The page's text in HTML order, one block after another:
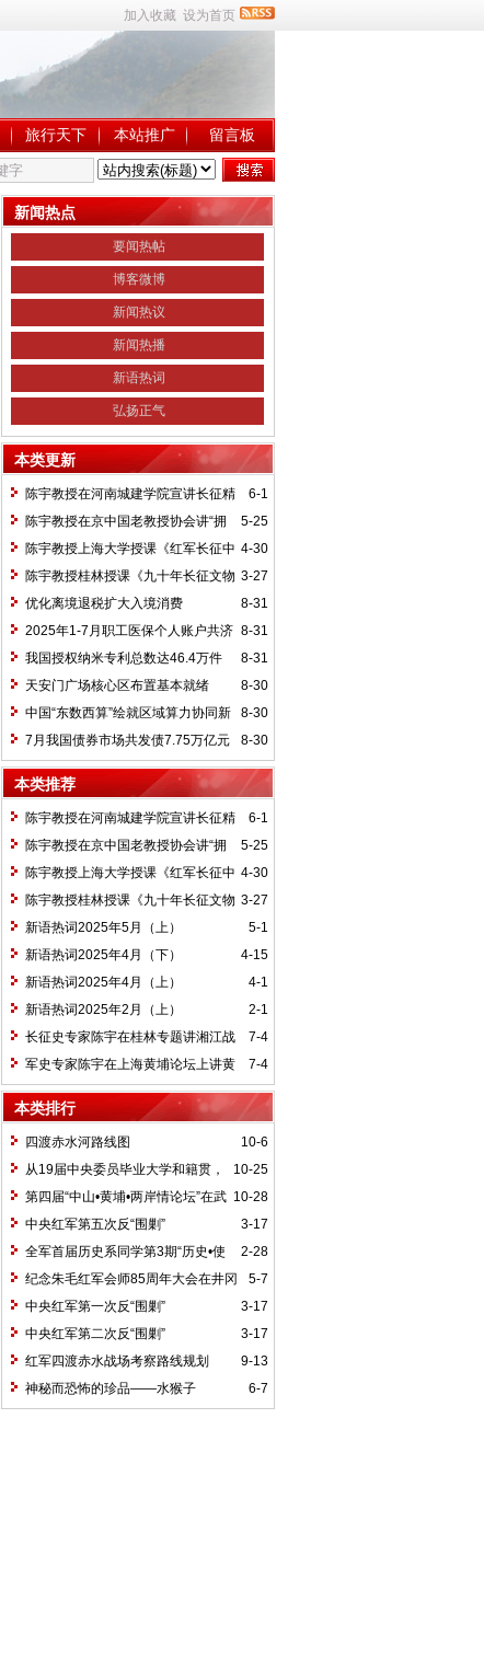
加入收藏 设为首页
旅行天下 本站推广 留言板
新闻热点
要闻热帖
博客微博
新闻热议
新闻热播
新语热词
弘扬正气
本类更新
6-1
陈宇教授在河南城建学院宣讲长征精
神及红25军长征史
5-25
陈宇教授在京中国老教授协会讲“拥
抱中华新文明”
4-30
陈宇教授上海大学授课《红军长征中
的黄埔师生》
3-27
陈宇教授桂林授课《九十年长征文物
鉴赏》
8-31
优化离境退税扩大入境消费
8-31
2025年1-7月职工医保个人账户共济
2.31亿人次 共济金额304.57亿元
8-31
我国授权纳米专利总数达46.4万件
8-30
天安门广场核心区布置基本就绪
8-30
中国“东数西算”绘就区域算力协同新
图景
8-30
7月我国债券市场共发债7.75万亿元
本类推荐
6-1
陈宇教授在河南城建学院宣讲长征精
神及红25军长征史
5-25
陈宇教授在京中国老教授协会讲“拥
抱中华新文明”
4-30
陈宇教授上海大学授课《红军长征中
的黄埔师生》
3-27
陈宇教授桂林授课《九十年长征文物
鉴赏》
5-1
新语热词2025年5月（上）
4-15
新语热词2025年4月（下）
4-1
新语热词2025年4月（上）
2-1
新语热词2025年2月（上）
7-4
长征史专家陈宇在桂林专题讲湘江战
役精神
7-4
军史专家陈宇在上海黄埔论坛上讲黄
埔精神与国家统一大业
本类排行
10-6
四渡赤水河路线图
10-25
从19届中央委员毕业大学和籍贯，
看当代中国文化区域积淀
10-28
第四届“中山•黄埔•两岸情论坛”在武
汉举行
3-17
中央红军第五次反“围剿”
2-28
全军首届历史系同学第3期“历史•使
命”论坛纪要
5-7
纪念朱毛红军会师85周年大会在井冈
山召开
3-17
中央红军第一次反“围剿”
3-17
中央红军第二次反“围剿”
9-13
红军四渡赤水战场考察路线规划
6-7
神秘而恐怖的珍品——水猴子